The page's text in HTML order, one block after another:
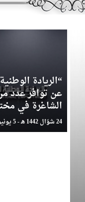
“الريادة
عن توافر عدد
الشاغرة في
24 شوّال 1442 هـ - 5 يونيو 2021 م